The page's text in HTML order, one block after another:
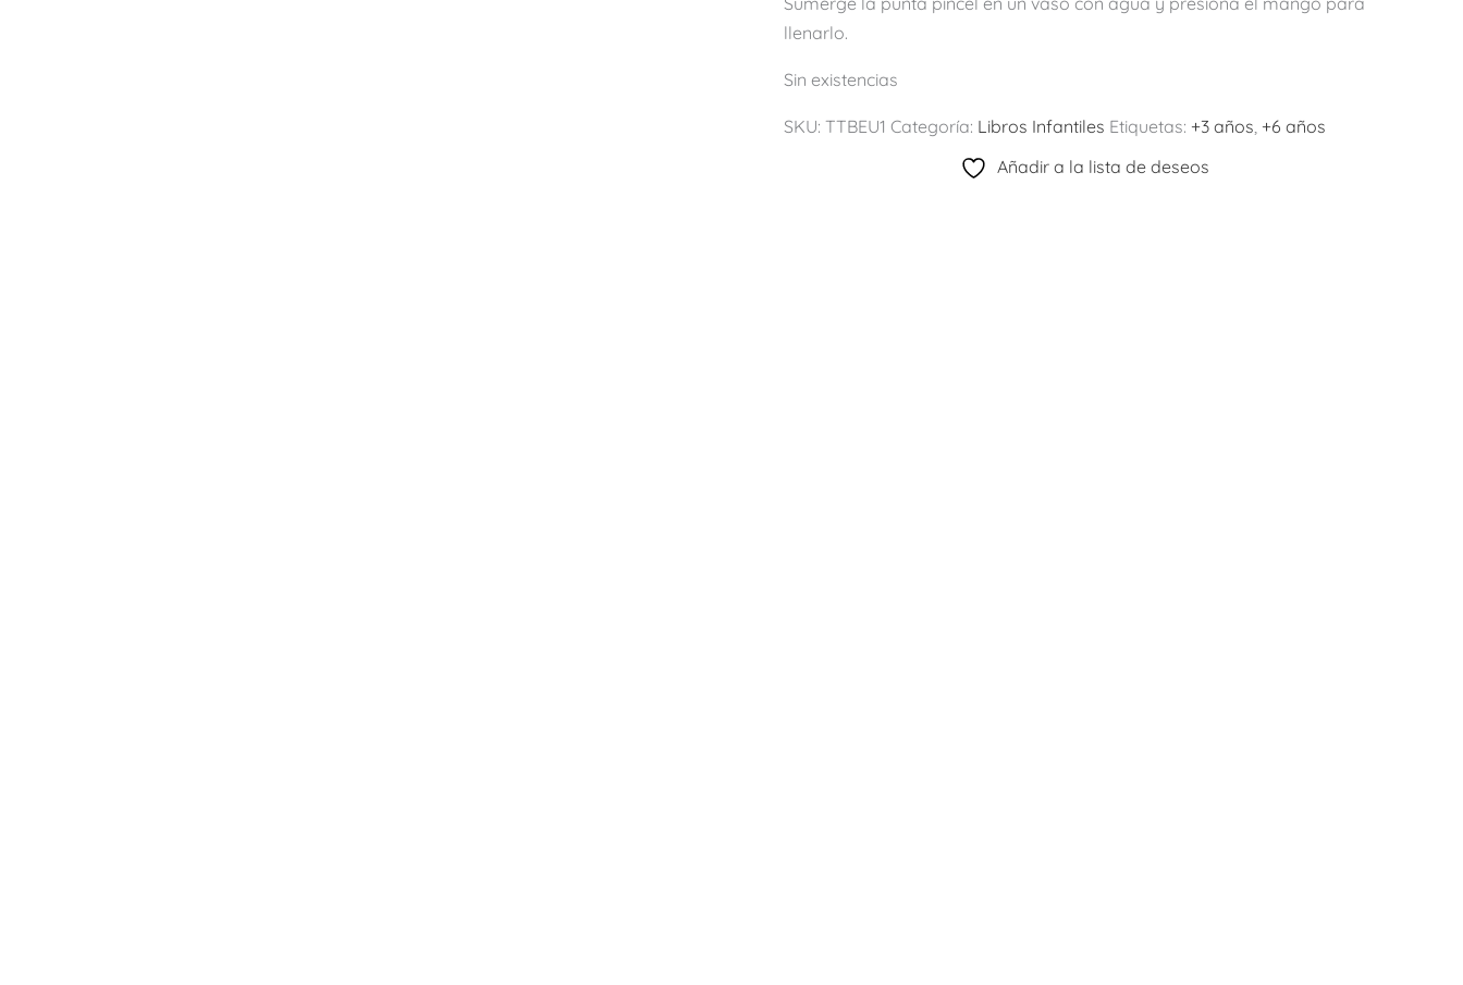
llenarlo.
Sin existencias
SKU: TTBEU1 Categoría: Libros Infantiles Etiquetas: +3 años +6 años
Añadir a la lista de deseos